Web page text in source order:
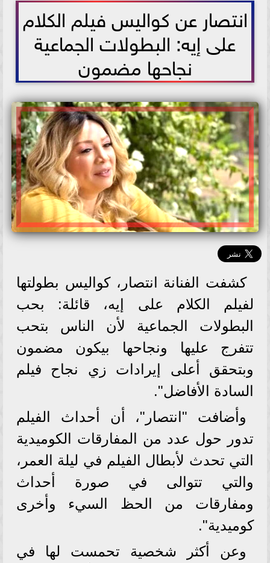
انتصار عن كواليس فيلم الكلام
على إيه: البطولات الجماعية
نجاحها مضمون
كشفت الفنانة انتصار، كواليس بطولتها
لفيلم الكلام على إيه، قائلة: بحب
البطولات الجماعية لأن الناس بتحب
تتفرج عليها ونجاحها بيكون مضمون
وبتحقق أعلى إيرادات زي نجاح فيلم
السادة الأفاضل".
وأضافت "انتصار"، أن أحداث الفيلم
تدور حول عدد من المفارقات الكوميدية
التي تحدث لأبطال الفيلم في ليلة العمر،
والتي تتوالى في صورة أحداث
ومفارقات من الحظ السيء وأخرى
كوميدية".
وعن أكثر شخصية تحمست لها في